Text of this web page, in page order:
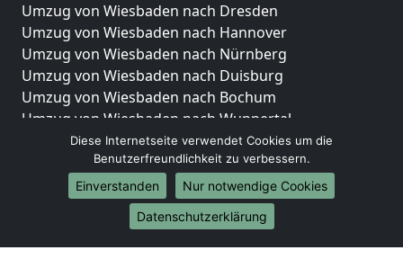
Umzug von Wiesbaden nach Dresden
Umzug von Wiesbaden nach Hannover
Umzug von Wiesbaden nach Nürnberg
Umzug von Wiesbaden nach Duisburg
Umzug von Wiesbaden nach Bochum
Umzug von Wiesbaden nach Wuppertal
Umzug von Wiesbaden nach Bielefeld
Umzug von Wiesbaden nach Bonn
Umzug von Wiesbaden nach Münster
Internationale-Umzüge
Umzug von Wiesbaden nach Brasilien
Diese Internetseite verwendet Cookies um die
Benutzerfreundlichkeit zu verbessern.
Einverstanden
Nur notwendige Cookies
Datenschutzerklärung